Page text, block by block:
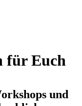
für Euch
und